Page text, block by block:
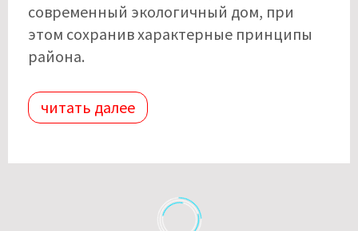
современный экологичный дом, при
этом сохранив характерные принципы
района.
читать далее